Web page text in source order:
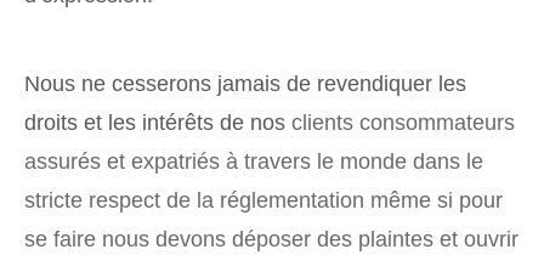
Nous ne cesserons jamais de revendiquer les
droits et les intérêts de nos clients consommateurs
assurés et expatriés à travers le monde dans le
stricte respect de la réglementation même si pour
se faire nous devons déposer des plaintes et ouvrir